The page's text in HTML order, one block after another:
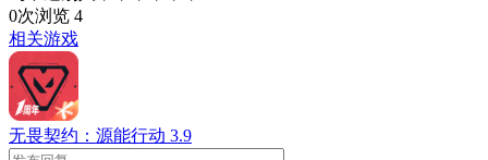
0次浏览 4
相关游戏
无畏契约：源能行动 3.9